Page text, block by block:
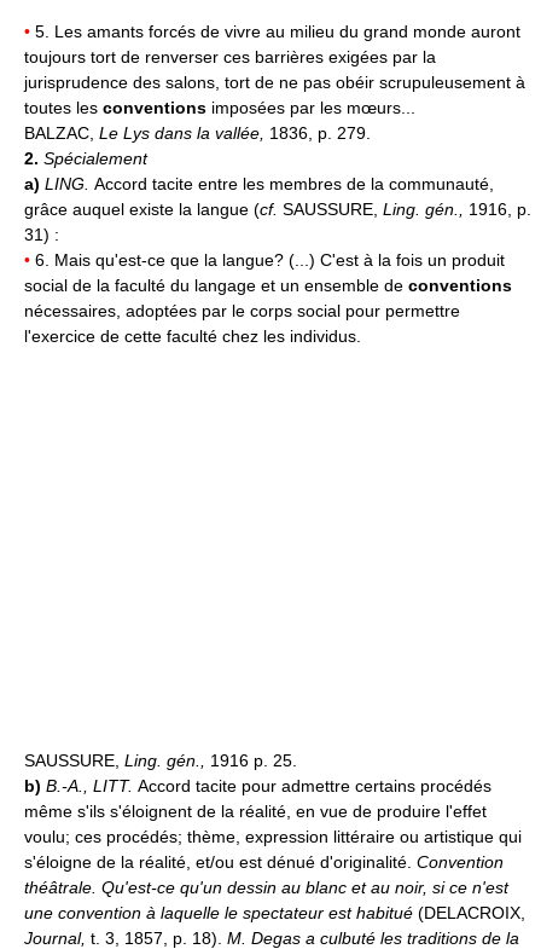
• 5. Les amants forcés de vivre au milieu du grand monde auront
toujours tort de renverser ces barrières exigées par la
jurisprudence des salons, tort de ne pas obéir scrupuleusement à
toutes les conventions imposées par les mœurs...
BALZAC, Le Lys dans la vallée, 1836, p. 279.
2. Spécialement
a) LING. Accord tacite entre les membres de la communauté,
grâce auquel existe la langue (cf. SAUSSURE, Ling. gén.,
1916, p.
31) :
• 6. Mais qu'est-ce que la langue? (...) C'est à la fois un produit
social de la faculté du langage et un ensemble de conventions
nécessaires, adoptées par le corps social pour permettre
l'exercice de cette faculté chez les individus.
SAUSSURE, Ling. gén., 1916 p. 25.
b) B.-A., LITT. Accord tacite pour admettre certains procédés
même s'ils s'éloignent de la réalité, en vue de produire l'effet
voulu; ces procédés; thème, expression littéraire ou artistique qui
s'éloigne de la réalité, et/ou est dénué d'originalité. Convention
théâtrale. Qu'est-ce qu'un dessin au blanc et au noir, si ce n'est
une convention à laquelle le spectateur est habitué (DELACROIX,
Journal, t. 3, 1857, p. 18). M. Degas a culbuté les traditions de la